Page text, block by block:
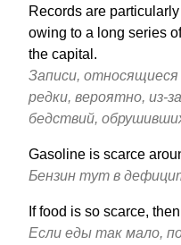
Records are
owing to a long series
the capital.
Записи, относящиеся
редки, вероятно, из-
бедствий,
Gasoline is scarce
Бензин тут в
If food is so scarce,
Если еды так мало,